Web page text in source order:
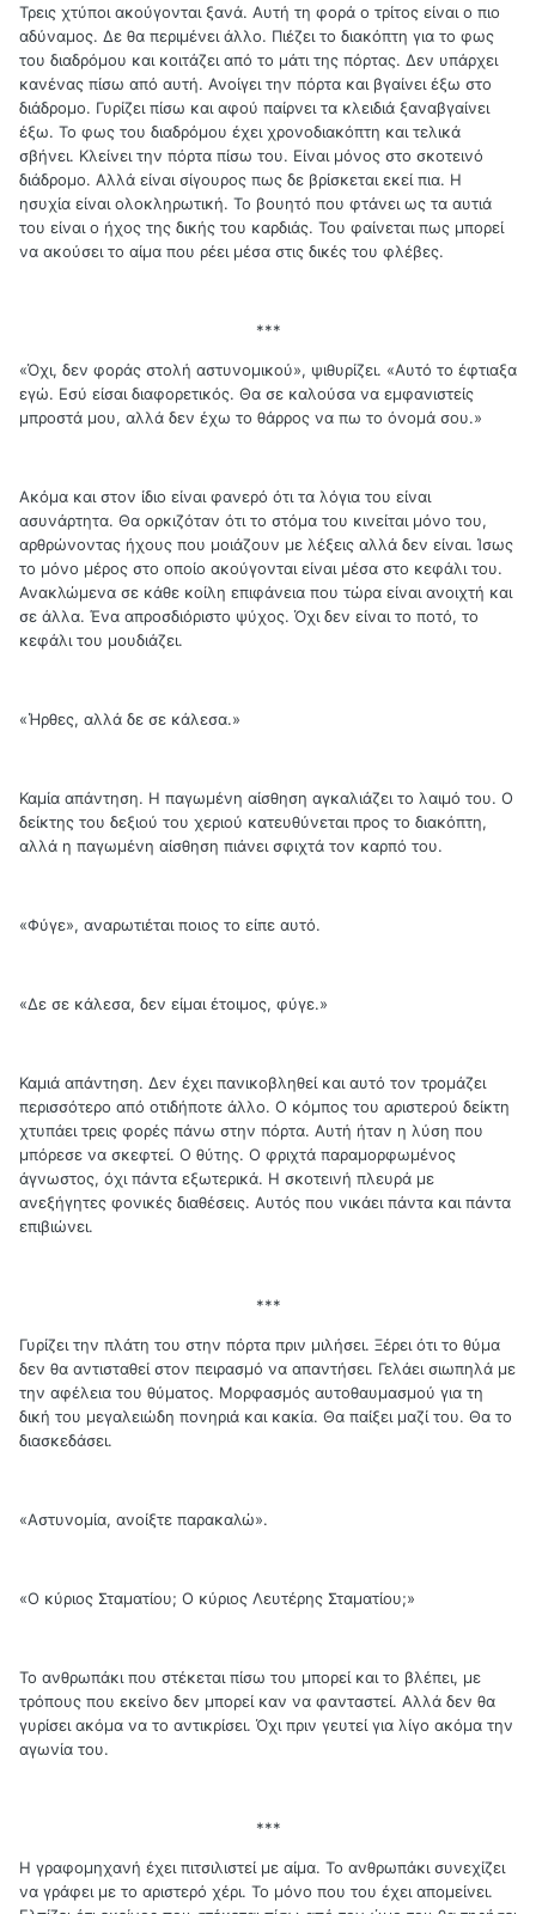
Τρεις χτύποι ακούγονται ξανά. Αυτή τη φορά ο τρίτος είναι ο πιο
αδύναμος. Δε θα περιμένει άλλο. Πιέζει το διακόπτη για το φως
του διαδρόμου και κοιτάζει από το μάτι της πόρτας. Δεν υπάρχει
κανένας πίσω από αυτή. Ανοίγει την πόρτα και βγαίνει έξω στο
διάδρομο. Γυρίζει πίσω και αφού παίρνει τα κλειδιά ξαναβγαίνει
έξω. Το φως του διαδρόμου έχει χρονοδιακόπτη και τελικά
σβήνει. Κλείνει την πόρτα πίσω του. Είναι μόνος στο σκοτεινό
διάδρομο. Αλλά είναι σίγουρος πως δε βρίσκεται εκεί πια. Η
ησυχία είναι ολοκληρωτική. Το βουητό που φτάνει ως τα αυτιά
του είναι ο ήχος της δικής του καρδιάς. Του φαίνεται πως μπορεί
να ακούσει το αίμα που ρέει μέσα στις δικές του φλέβες.
***
«Όχι, δεν φοράς στολή αστυνομικού», ψιθυρίζει. «Αυτό το έφτιαξα
εγώ. Εσύ είσαι διαφορετικός. Θα σε καλούσα να εμφανιστείς
μπροστά μου, αλλά δεν έχω το θάρρος να πω το όνομά σου.»
Ακόμα και στον ίδιο είναι φανερό ότι τα λόγια του είναι
ασυνάρτητα. Θα ορκιζόταν ότι το στόμα του κινείται μόνο του,
αρθρώνοντας ήχους που μοιάζουν με λέξεις αλλά δεν είναι. Ίσως
το μόνο μέρος στο οποίο ακούγονται είναι μέσα στο κεφάλι του.
Ανακλώμενα σε κάθε κοίλη επιφάνεια που τώρα είναι ανοιχτή και
σε άλλα. Ένα απροσδιόριστο ψύχος. Όχι δεν είναι το ποτό, το
κεφάλι του μουδιάζει.
«Ήρθες, αλλά δε σε κάλεσα.»
Καμία απάντηση. Η παγωμένη αίσθηση αγκαλιάζει το λαιμό του. Ο
δείκτης του δεξιού του χεριού κατευθύνεται προς το διακόπτη,
αλλά η παγωμένη αίσθηση πιάνει σφιχτά τον καρπό του.
«Φύγε», αναρωτιέται ποιος το είπε αυτό.
«Δε σε κάλεσα, δεν είμαι έτοιμος, φύγε.»
Καμιά απάντηση. Δεν έχει πανικοβληθεί και αυτό τον τρομάζει
περισσότερο από οτιδήποτε άλλο. Ο κόμπος του αριστερού δείκτη
χτυπάει τρεις φορές πάνω στην πόρτα. Αυτή ήταν η λύση που
μπόρεσε να σκεφτεί. Ο θύτης. Ο φριχτά παραμορφωμένος
άγνωστος, όχι πάντα εξωτερικά. Η σκοτεινή πλευρά με
ανεξήγητες φονικές διαθέσεις. Αυτός που νικάει πάντα και πάντα
επιβιώνει.
***
Γυρίζει την πλάτη του στην πόρτα πριν μιλήσει. Ξέρει ότι το θύμα
δεν θα αντισταθεί στον πειρασμό να απαντήσει. Γελάει σιωπηλά με
την αφέλεια του θύματος. Μορφασμός αυτοθαυμασμού για τη
δική του μεγαλειώδη πονηριά και κακία. Θα παίξει μαζί του. Θα το
διασκεδάσει.
«Αστυνομία, ανοίξτε παρακαλώ».
«Ο κύριος Σταματίου; Ο κύριος Λευτέρης Σταματίου;»
Το ανθρωπάκι που στέκεται πίσω του μπορεί και το βλέπει, με
τρόπους που εκείνο δεν μπορεί καν να φανταστεί. Αλλά δεν θα
γυρίσει ακόμα να το αντικρίσει. Όχι πριν γευτεί για λίγο ακόμα την
αγωνία του.
***
Η γραφομηχανή έχει πιτσιλιστεί με αίμα. Το ανθρωπάκι συνεχίζει
να γράφει με το αριστερό χέρι. Το μόνο που του έχει απομείνει.